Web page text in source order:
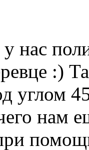
нас
:)
углом
нам